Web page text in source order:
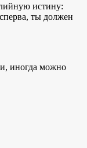
истину:
ты должен
иногда можно